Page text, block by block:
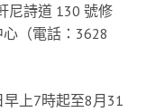
尼詩道 130 號修
（電話：3628
上7時起至8月31